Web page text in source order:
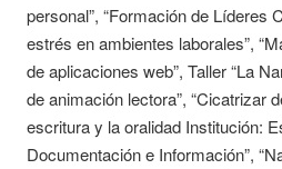
personal”, “Formación de Líderes
estrés en ambientes laborales”,
de aplicaciones web”, Taller “La
de animación lectora”, “Cicatrizar
escritura y la oralidad Institución:
Documentación e Información”,